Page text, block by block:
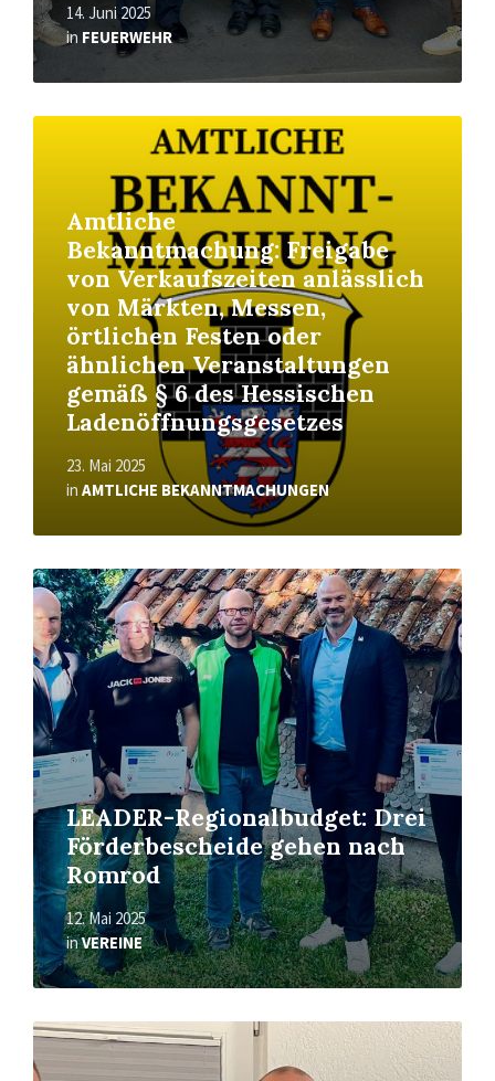
14. Juni 2025
in FEUERWEHR
Amtliche
Bekanntmachung: Freigabe
von Verkaufszeiten anlässlich
von Märkten, Messen,
örtlichen Festen oder
ähnlichen Veranstaltungen
gemäß § 6 des Hessischen
Ladenöffnungsgesetzes
23. Mai 2025
in AMTLICHE BEKANNTMACHUNGEN
Read
LEADER-Regionalbudget: Drei
Förderbescheide gehen nach
Romrod
12. Mai 2025
inVEREINE
Read
More
Read
More